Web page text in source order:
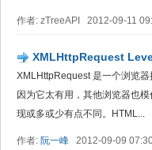
作者: zTreeAPI 2012-09-11
XMLHttpRequest
XMLHttpRequest 是一个浏览
因为它太有用，其他浏览器也
现或多或少有点不同。HTML...
作者: 阮一峰 2012-09-09